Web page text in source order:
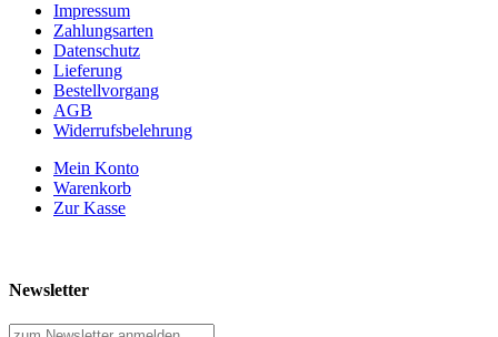
Impressum
Zahlungsarten
Datenschutz
Lieferung
Bestellvorgang
AGB
Widerrufsbelehrung
Mein Konto
Warenkorb
Zur Kasse
Newsletter